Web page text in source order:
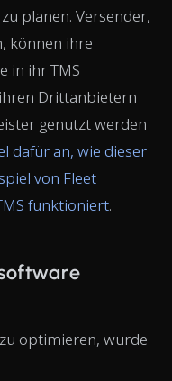
planen. Versender,
können ihre
in ihr TMS
Drittanbietern
genutzt werden
dafür an, wie dieser
von Fleet
funktioniert.
optimieren, wurde